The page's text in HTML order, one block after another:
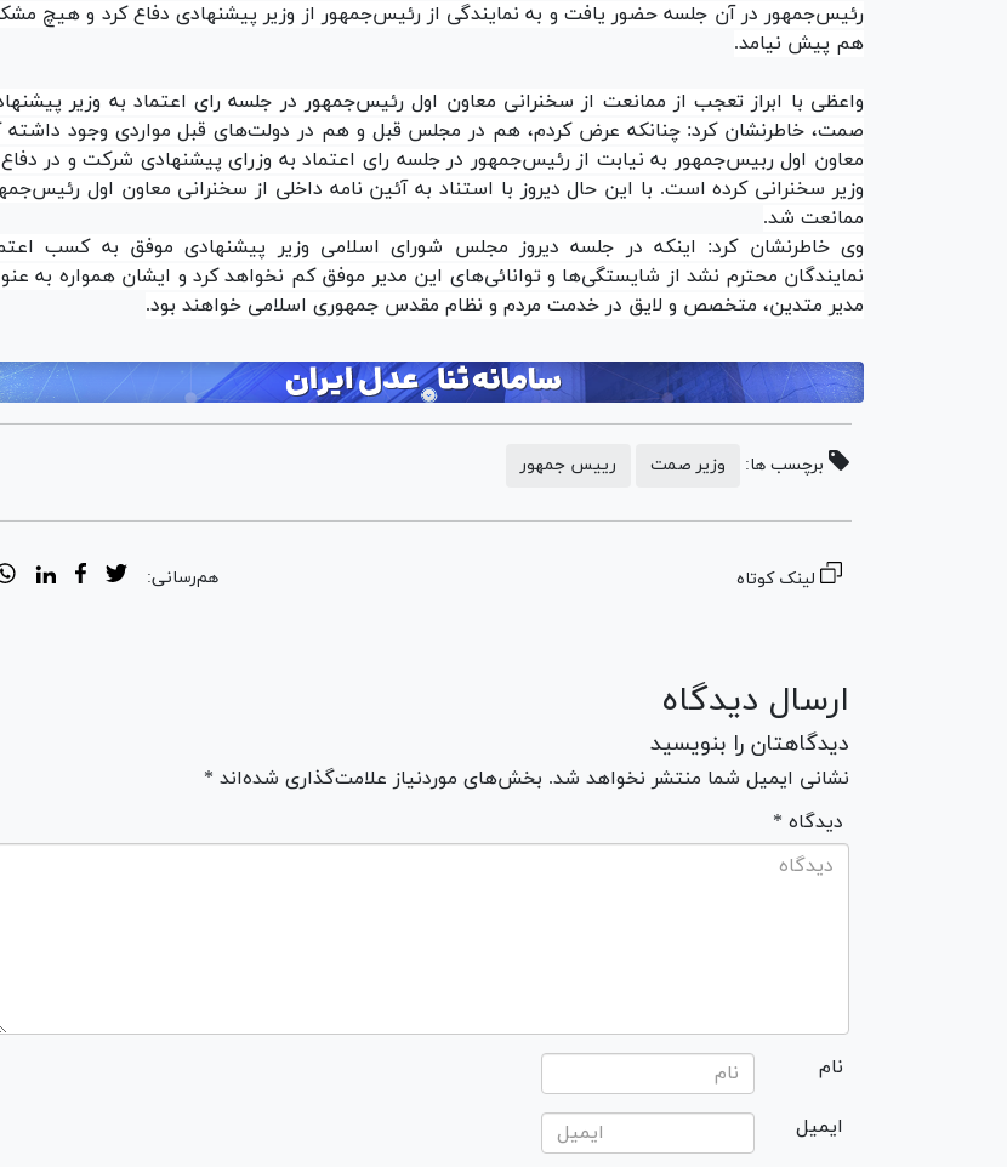
رئیس‌جمهور در آن جلسه حضور یافت و به نمایندگی از رئیس‌جمهور از وزیر پیشنهادی دفاع کرد و هیچ
هم پیش نیامد.
واعظی با ابراز تعجب از ممانعت از سخنرانی معاون اول رئیس‌جمهور در جلسه رای اعتماد به وزیر
صمت، خاطرنشان کرد: چنانکه عرض کردم، هم در مجلس قبل و هم در دولت‌های قبل مواردی وجود داشته
معاون اول ربیس‌جمهور به نیابت از رئیس‌جمهور در جلسه رای اعتماد به وزرای پیشنهادی شرکت و در دفاع
وزیر سخنرانی کرده است. با این حال دیروز با استناد به آئین نامه داخلی از سخنرانی معاون اول
ممانعت شد.
وی خاطرنشان کرد: اینکه در جلسه دیروز مجلس شورای اسلامی وزیر پیشنهادی موفق به کسب
نمایندگان محترم نشد از شایستگی‌ها و توانائی‌های این مدیر موفق کم نخواهد کرد و ایشان همواره به
مدیر متدین، متخصص و لایق در خدمت مردم و نظام مقدس جمهوری اسلامی خواهند بود.
برچسب ها: وزیر صمت رییس جمهور
لینک کوتاه هم‌رسانی:
ارسال دیدگاه
دیدگاهتان را بنویسید
نشانی ایمیل شما منتشر نخواهد شد. بخش‌های موردنیاز علامت‌گذاری شده‌اند *
* دیدگاه
نام
ایمیل